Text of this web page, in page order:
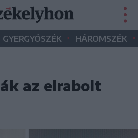
GYERGYÓSZÉK • HÁROMSZÉK •
az elrabolt